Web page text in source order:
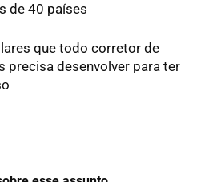
de 40 países
que todo corretor de
precisa desenvolver para ter